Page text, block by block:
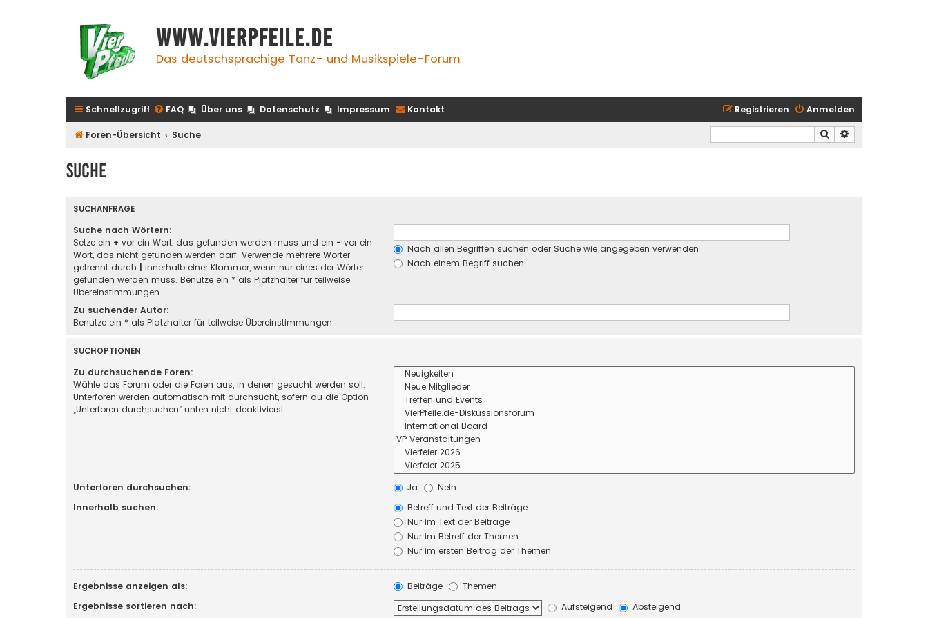
www.vierpfeile.de
Das deutschsprachige Tanz- und Musikspiele-Forum
Schnellzugriff FAQ Über uns Datenschutz Impressum Kontakt Anmelden
Registrieren
Foren-Übersicht Suche Suche
Suche
SUCHANFRAGE
Suche nach Wörtern:
Setze ein + vor ein Wort, das gefunden werden muss und ein - vor ein
Wort, das nicht gefunden werden darf. Verwende mehrere Wörter
getrennt durch
innerhalb einer Klammer, wenn nur eines der Wörter
gefunden werden muss. Benutze ein * als Platzhalter für teilweise
Übereinstimmungen.
Nach allen Begriffen suchen oder Suche wie angegeben verwenden
Nach einem Begriff suchen
Zu suchender Autor:
Benutze ein * als Platzhalter für teilweise Übereinstimmungen.
SUCHOPTIONEN
Zu durchsuchende Foren:
Wähle das Forum oder die Foren aus, in denen gesucht werden soll.
Unterforen werden automatisch mit durchsucht, sofern du die Option
„Unterforen durchsuchen“ unten nicht deaktivierst.
Unterforen durchsuchen: Ja
Nein
Innerhalb suchen:
Betreff und Text der Beiträge
Nur im Text der Beiträge
Nur im Betreff der Themen
Nur im ersten Beitrag der Themen
Ergebnisse anzeigen als: Beiträge
Themen
Ergebnisse sortieren nach:
Aufsteigend Absteigend